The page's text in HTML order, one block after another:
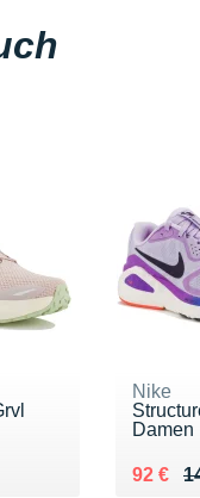
€
Nike
Damen
Au lieu
92 €
Vendu